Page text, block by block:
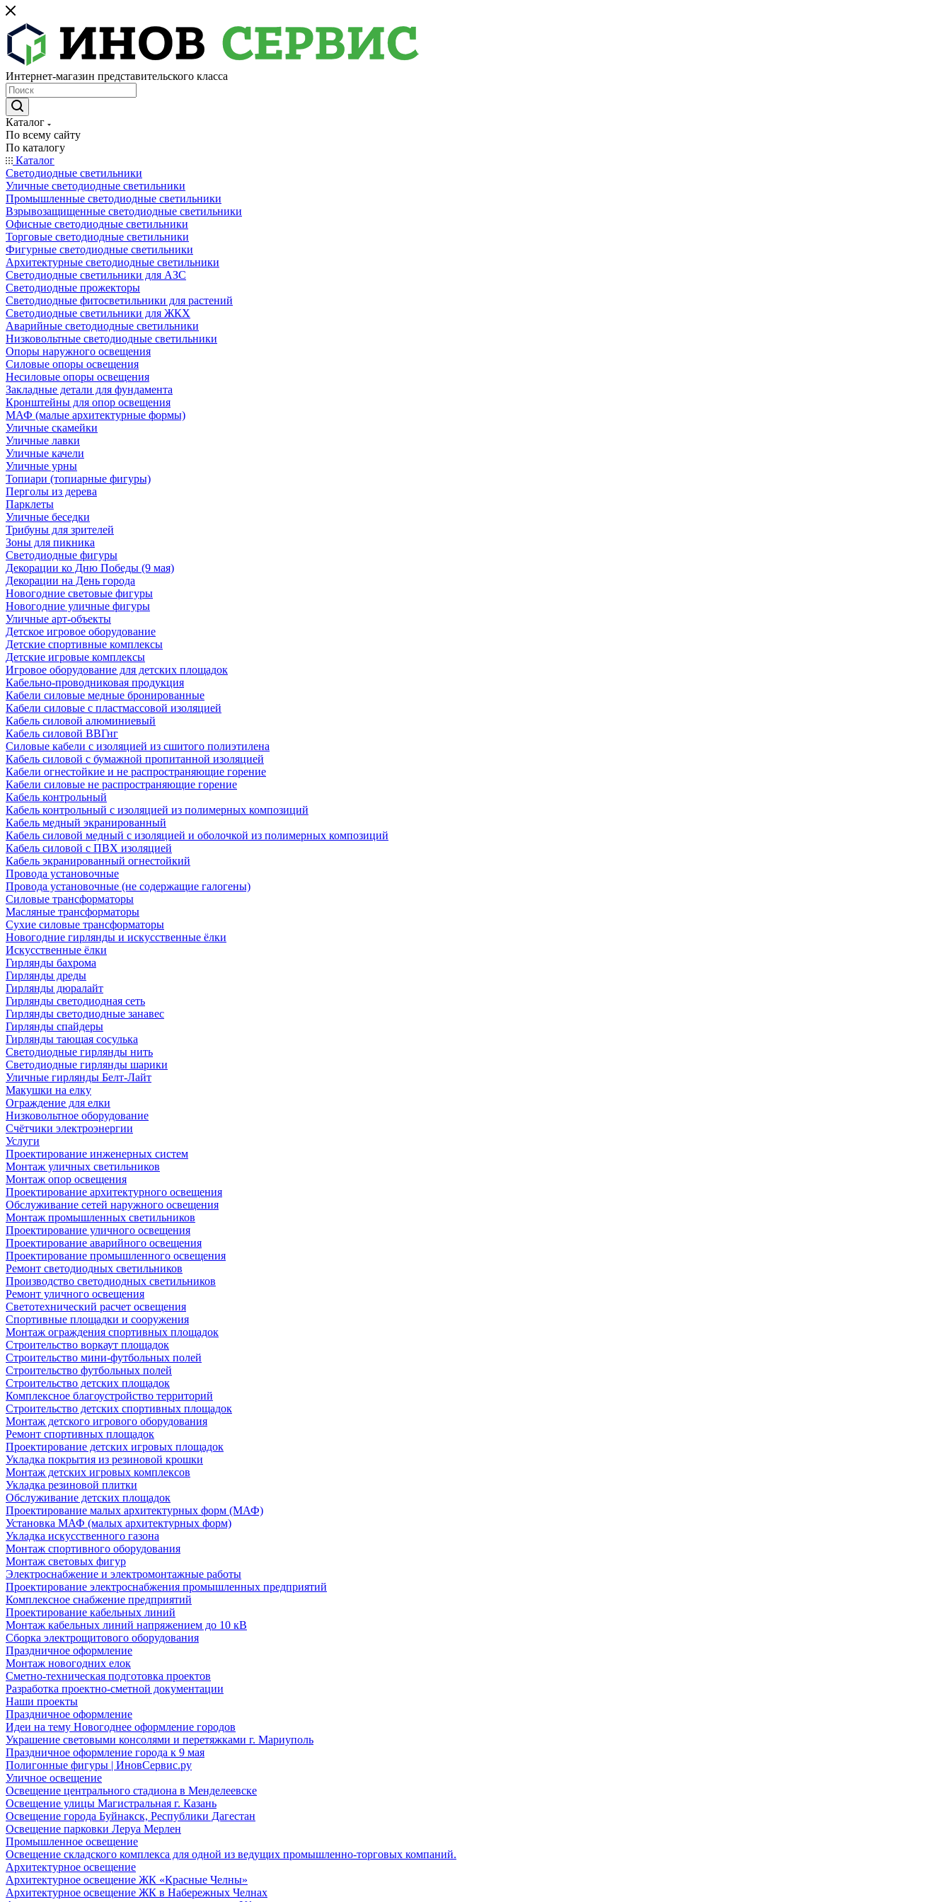
Интернет-магазин представительского класса
Каталог
По всему сайту
По каталогу
Каталог
Светодиодные светильники
Уличные светодиодные светильники
Промышленные светодиодные светильники
Взрывозащищенные светодиодные светильники
Офисные светодиодные светильники
Торговые светодиодные светильники
Фигурные светодиодные светильники
Архитектурные светодиодные светильники
Светодиодные светильники для АЗС
Светодиодные прожекторы
Светодиодные фитосветильники для растений
Светодиодные светильники для ЖКХ
Аварийные светодиодные светильники
Низковольтные светодиодные светильники
Опоры наружного освещения
Силовые опоры освещения
Несиловые опоры освещения
Закладные детали для фундамента
Кронштейны для опор освещения
МАФ (малые архитектурные формы)
Уличные скамейки
Уличные лавки
Уличные качели
Уличные урны
Топиари (топиарные фигуры)
Перголы из дерева
Парклеты
Уличные беседки
Трибуны для зрителей
Зоны для пикника
Светодиодные фигуры
Декорации ко Дню Победы (9 мая)
Декорации на День города
Новогодние световые фигуры
Новогодние уличные фигуры
Уличные арт-объекты
Детское игровое оборудование
Детские спортивные комплексы
Детские игровые комплексы
Игровое оборудование для детских площадок
Кабельно-проводниковая продукция
Кабели силовые медные бронированные
Кабели силовые с пластмассовой изоляцией
Кабель силовой алюминиевый
Кабель силовой ВВГнг
Силовые кабели с изоляцией из сшитого полиэтилена
Кабель силовой с бумажной пропитанной изоляцией
Кабели огнестойкие и не распространяющие горение
Кабели силовые не распространяющие горение
Кабель контрольный
Кабель контрольный с изоляцией из полимерных композиций
Кабель медный экранированный
Кабель силовой медный с изоляцией и оболочкой из полимерных композиций
Кабель силовой с ПВХ изоляцией
Кабель экранированный огнестойкий
Провода установочные
Провода установочные (не содержащие галогены)
Силовые трансформаторы
Масляные трансформаторы
Сухие силовые трансформаторы
Новогодние гирлянды и искусственные ёлки
Искусственные ёлки
Гирлянды бахрома
Гирлянды дреды
Гирлянды дюралайт
Гирлянды светодиодная сеть
Гирлянды светодиодные занавес
Гирлянды спайдеры
Гирлянды тающая сосулька
Светодиодные гирлянды нить
Светодиодные гирлянды шарики
Уличные гирлянды Белт-Лайт
Макушки на елку
Ограждение для елки
Низковольтное оборудование
Счётчики электроэнергии
Услуги
Проектирование инженерных систем
Монтаж уличных светильников
Монтаж опор освещения
Проектирование архитектурного освещения
Обслуживание сетей наружного освещения
Монтаж промышленных светильников
Проектирование уличного освещения
Проектирование аварийного освещения
Проектирование промышленного освещения
Ремонт светодиодных светильников
Производство светодиодных светильников
Ремонт уличного освещения
Светотехнический расчет освещения
Спортивные площадки и сооружения
Монтаж ограждения спортивных площадок
Строительство воркаут площадок
Строительство мини-футбольных полей
Строительство футбольных полей
Строительство детских площадок
Комплексное благоустройство территорий
Строительство детских спортивных площадок
Монтаж детского игрового оборудования
Ремонт спортивных площадок
Проектирование детских игровых площадок
Укладка покрытия из резиновой крошки
Монтаж детских игровых комплексов
Укладка резиновой плитки
Обслуживание детских площадок
Проектирование малых архитектурных форм (МАФ)
Установка МАФ (малых архитектурных форм)
Укладка искусственного газона
Монтаж спортивного оборудования
Монтаж световых фигур
Электроснабжение и электромонтажные работы
Проектирование электроснабжения промышленных предприятий
Комплексное снабжение предприятий
Проектирование кабельных линий
Монтаж кабельных линий напряжением до 10 кВ
Сборка электрощитового оборудования
Праздничное оформление
Монтаж новогодних елок
Сметно-техническая подготовка проектов
Разработка проектно-сметной документации
Наши проекты
Праздничное оформление
Идеи на тему Новогоднее оформление городов
Украшение световыми консолями и перетяжками г. Мариуполь
Праздничное оформление города к 9 мая
Полигонные фигуры | ИновСервис.ру
Уличное освещение
Освещение центрального стадиона в Менделеевске
Освещение улицы Магистральная г. Казань
Освещение города Буйнакск, Республики Дагестан
Освещение парковки Леруа Мерлен
Промышленное освещение
Освещение складского комплекса для одной из ведущих промышленно-торговых компаний.
Архитектурное освещение
Архитектурное освещение ЖК «Красные Челны»
Архитектурное освещение ЖК в Набережных Челнах